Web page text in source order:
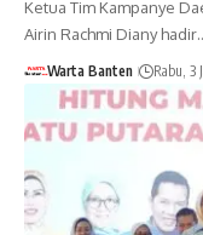
Ketua Tim Kampanye
Airin Rachmi Diany
Warta Banten Rabu, 3